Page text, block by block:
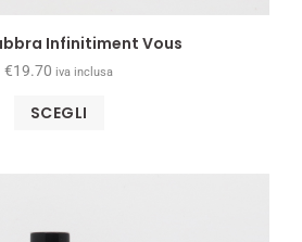
Infinitiment Vous
€19.70 iva inclusa
SCEGLI